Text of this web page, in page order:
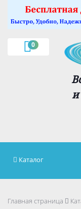
0
и
Каталог
Главная страница